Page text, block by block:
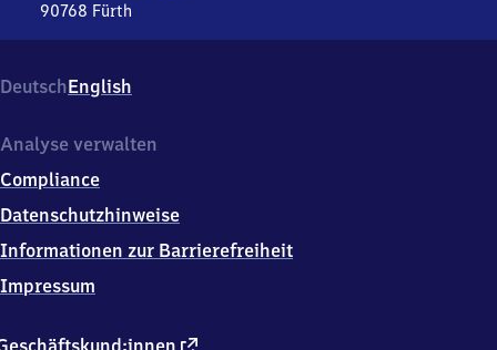
90768 Fürth
Weiherhoferstr.
55a,
0
6
8
DeutschEnglish
externer
Analyse verwalten
Compliance
Datenschutzhinweise
Informationen zur Barrierefreiheit
Impressum